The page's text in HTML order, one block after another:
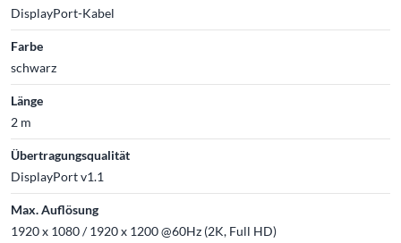
DisplayPort-Kabel
Farbe
schwarz
Länge
2 m
Übertragungsqualität
DisplayPort v1.1
Max. Auflösung
1920 x 1080 / 1920 x 1200 @60Hz (2K, Full HD)